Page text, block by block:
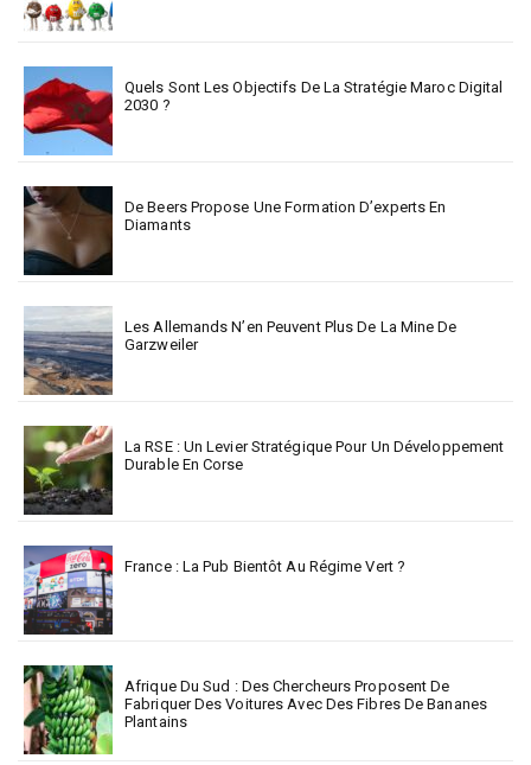
Quels Sont Les Objectifs De La Stratégie Maroc Digital
2030 ?
De Beers Propose Une Formation D’experts En
Diamants
Les Allemands N’en Peuvent Plus De La Mine De
Garzweiler
La RSE : Un Levier Stratégique Pour Un Développement
Durable En Corse
France : La Pub Bientôt Au Régime Vert ?
Afrique Du Sud : Des Chercheurs Proposent De
Fabriquer Des Voitures Avec Des Fibres De Bananes
Plantains